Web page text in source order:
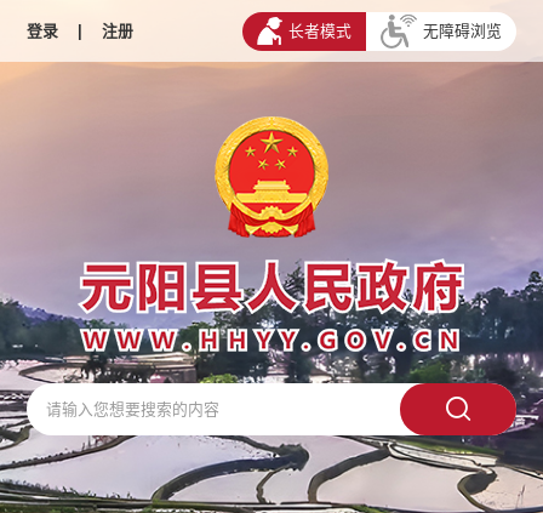
登录 | 注册 长者模式 无障碍浏览